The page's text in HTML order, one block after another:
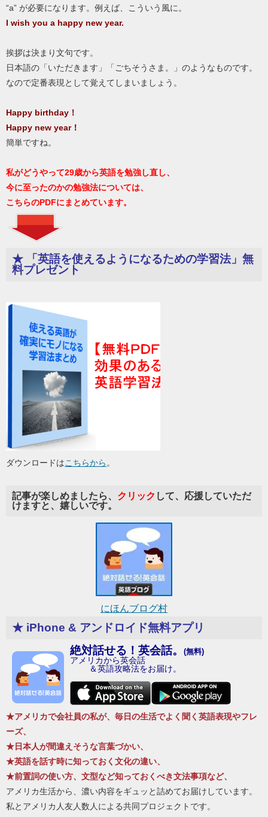
“a” が必要になります。例えば、こういう風に。
I wish you a happy new year.
挨拶は決まり文句です。
日本語の「いただきます」「ごちそうさま。」のようなものです。
なので定番表現として覚えてしまいましょう。
Happy birthday！
Happy new year！
簡単ですね。
私がどうやって29歳から英語を勉強し直し、
今に至ったのかの勉強法については、
こちらのPDFにまとめています。
★ 「英語を使えるようになるための学習法」無
料プレゼント
ダウンロードはこちらから 。
記事が楽しめましたら、 クリック して、応援していただ
けますと、嬉しいです。
にほんブログ村
★ iPhone & アンドロイド無料アプリ
絶対話せる！英会話。
(無料)
アメリカから英会話
＆英語攻略法をお届け。
★アメリカで会社員の私が、毎日の生活でよく聞く英語表現やフレ
ーズ、
★日本人が間違えそうな言葉づかい、
★英語を話す時に知っておく文化の違い、
★前置詞の使い方、文型など知っておくべき文法事項など、
アメリカ生活から、濃い内容をギュッと詰めてお届けしています。
私とアメリカ人友人数人による共同プロジェクトです。